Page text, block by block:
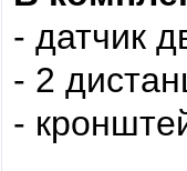
- датчик
- 2
​-